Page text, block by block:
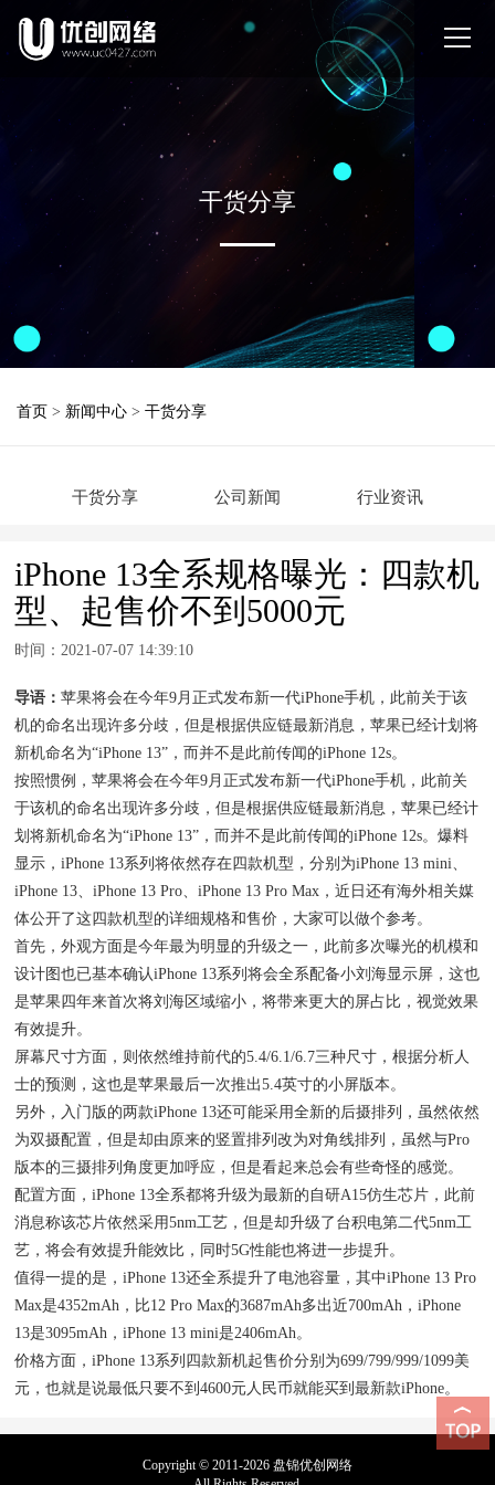
干货分享
首页 > 新闻中心 > 干货分享
干货分享 公司新闻 行业资讯
iPhone 13全系规格曝光：四款机
型、起售价不到5000元
时间：2021-07-07 14:39:10
导语：苹果将会在今年9月正式发布新一代iPhone手机，此前关于该
机的命名出现许多分歧，但是根据供应链最新消息，苹果已经计划将
新机命名为“iPhone 13”，而并不是此前传闻的iPhone 12s。
按照惯例，苹果将会在今年9月正式发布新一代iPhone手机，此前关
于该机的命名出现许多分歧，但是根据供应链最新消息，苹果已经计
划将新机命名为“iPhone 13”，而并不是此前传闻的iPhone 12s。爆料
显示，iPhone 13系列将依然存在四款机型，分别为iPhone 13 mini、
iPhone 13、iPhone 13 Pro、iPhone 13 Pro Max，近日还有海外相关媒
体公开了这四款机型的详细规格和售价，大家可以做个参考。
首先，外观方面是今年最为明显的升级之一，此前多次曝光的机模和
设计图也已基本确认iPhone 13系列将会全系配备小刘海显示屏，这也
是苹果四年来首次将刘海区域缩小，将带来更大的屏占比，视觉效果
有效提升。
屏幕尺寸方面，则依然维持前代的5.4/6.1/6.7三种尺寸，根据分析人
士的预测，这也是苹果最后一次推出5.4英寸的小屏版本。
另外，入门版的两款iPhone 13还可能采用全新的后摄排列，虽然依然
为双摄配置，但是却由原来的竖置排列改为对角线排列，虽然与Pro
版本的三摄排列角度更加呼应，但是看起来总会有些奇怪的感觉。
配置方面，iPhone 13全系都将升级为最新的自研A15仿生芯片，此前
消息称该芯片依然采用5nm工艺，但是却升级了台积电第二代5nm工
艺，将会有效提升能效比，同时5G性能也将进一步提升。
值得一提的是，iPhone 13还全系提升了电池容量，其中iPhone 13 Pro
Max是4352mAh，比12 Pro Max的3687mAh多出近700mAh，iPhone
13是3095mAh，iPhone 13 mini是2406mAh。
价格方面，iPhone 13系列四款新机起售价分别为699/799/999/1099美
元，也就是说最低只要不到4600元人民币就能买到最新款iPhone。
Copyright © 2011-2026 盘锦优创网络